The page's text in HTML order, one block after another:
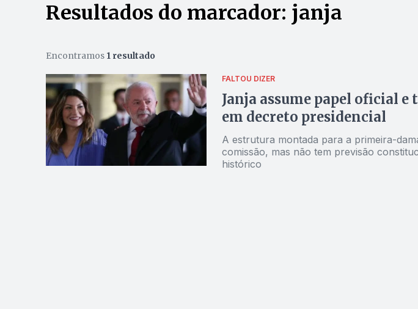
Resultados do marcador: janja
Encontramos 1 resultado
FALTOU DIZER
Janja assume papel oficial
em decreto presidencial
A estrutura montada para a primeira-
comissão, mas não tem previsão
histórico